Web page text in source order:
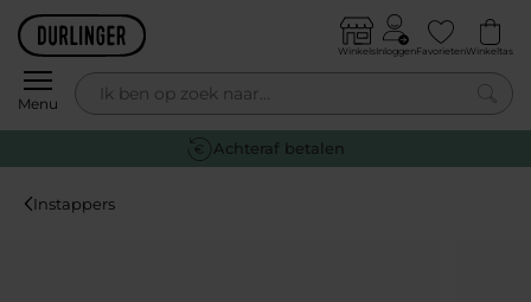
Skip to content
Menu
WinkelsInloggenFavorietenWinkeltas
0
Gratis retourneren
Instappers